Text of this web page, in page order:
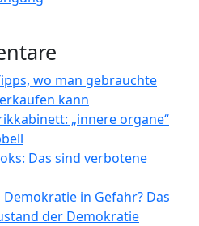
wo man gebrauchte
kann
„innere organe“
Das sind verbotene
Demokratie in Gefahr? Das
der Demokratie